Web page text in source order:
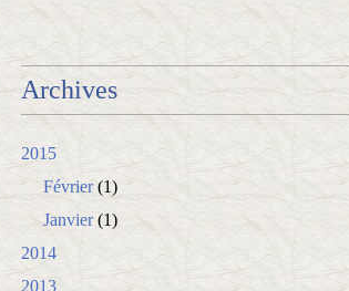
Archives
2015
Février(1)
Janvier(1)
2014
2013